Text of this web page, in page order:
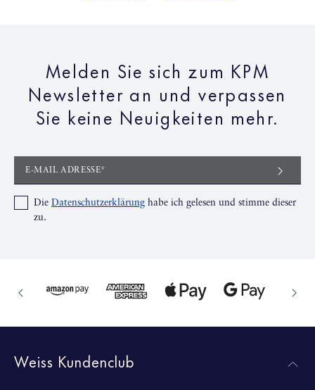
Melden Sie sich zum KPM
Newsletter an und verpassen
Sie keine Neuigkeiten mehr.
E-MAIL ADRESSE*
Die Datenschutzerklärung habe ich gelesen und stimme dieser
zu.
Weiss Kundenclub